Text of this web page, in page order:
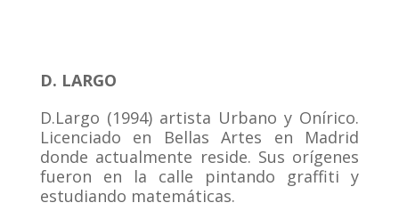
D. LARGO
D.Largo (1994) artista Urbano y Onírico.
Licenciado en Bellas Artes en Madrid
donde actualmente reside. Sus orígenes
fueron en la calle pintando graffiti y
estudiando matemáticas.